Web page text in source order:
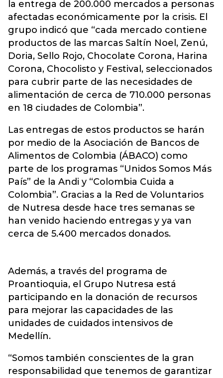
la entrega de 200.000 mercados a personas
afectadas económicamente por la crisis. El
grupo indicó que “cada mercado contiene
productos de las marcas Saltín Noel, Zenú,
Doria, Sello Rojo, Chocolate Corona, Harina
Corona, Chocolisto y Festival, seleccionados
para cubrir parte de las necesidades de
alimentación de cerca de 710.000 personas
en 18 ciudades de Colombia”.
Las entregas de estos productos se harán
por medio de la Asociación de Bancos de
Alimentos de Colombia (ÁBACO) como
parte de los programas “Unidos Somos Más
País” de la Andi y “Colombia Cuida a
Colombia”. Gracias a la Red de Voluntarios
de Nutresa desde hace tres semanas se
han venido haciendo entregas y ya van
cerca de 5.400 mercados donados.
Además, a través del programa de
Proantioquia, el Grupo Nutresa está
participando en la donación de recursos
para mejorar las capacidades de las
unidades de cuidados intensivos de
Medellín.
“Somos también conscientes de la gran
responsabilidad que tenemos de garantizar